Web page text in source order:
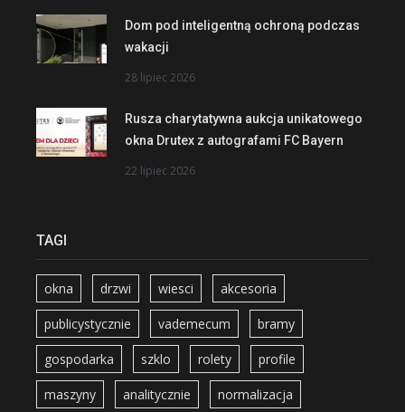
Dom pod inteligentną ochroną podczas
wakacji
28 lipiec 2026
Rusza charytatywna aukcja unikatowego
okna Drutex z autografami FC Bayern
22 lipiec 2026
TAGI
okna drzwi wiesci akcesoria
publicystycznie vademecum bramy
gospodarka szklo rolety profile
maszyny analitycznie normalizacja